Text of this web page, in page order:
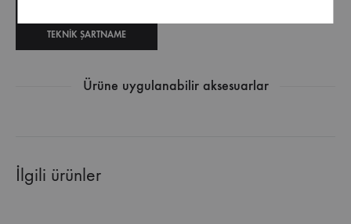
TEKNIK ŞARTNAME
Ürüne uygulanabilir aksesuarlar
İlgili ürünler